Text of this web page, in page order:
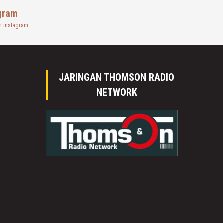
instagram
JARINGAN THOMSON RADIO
NETWORK